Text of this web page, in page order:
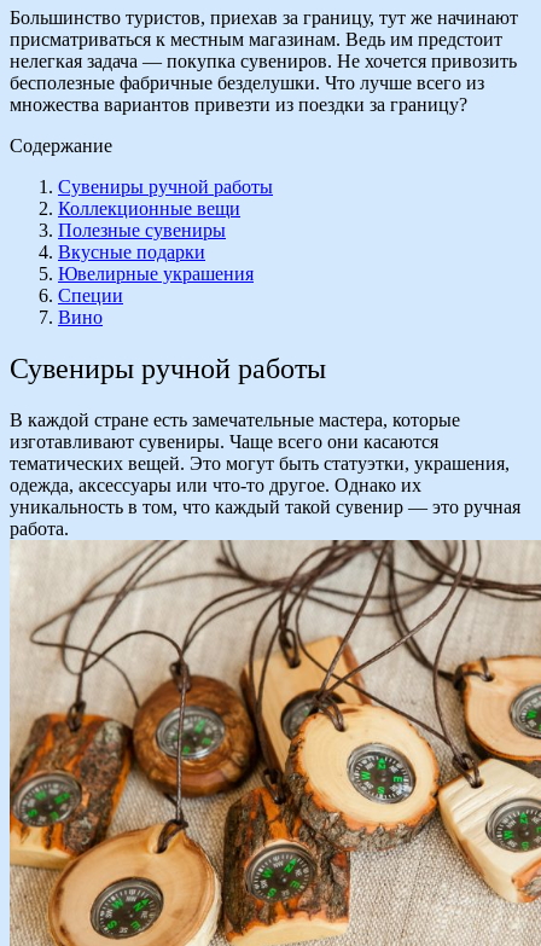
Большинство туристов, приехав за границу, тут же начинают
присматриваться к местным магазинам. Ведь им предстоит
нелегкая задача — покупка сувениров. Не хочется привозить
бесполезные фабричные безделушки. Что лучше всего из
множества вариантов привезти из поездки за границу?
Содержание
Сувениры ручной работы
Коллекционные вещи
Полезные сувениры
Вкусные подарки
Ювелирные украшения
Специи
Вино
Сувениры ручной работы
В каждой стране есть замечательные мастера, которые
изготавливают сувениры. Чаще всего они касаются
тематических вещей. Это могут быть статуэтки, украшения,
одежда, аксессуары или что-то другое. Однако их
уникальность в том, что каждый такой сувенир — это ручная
работа.